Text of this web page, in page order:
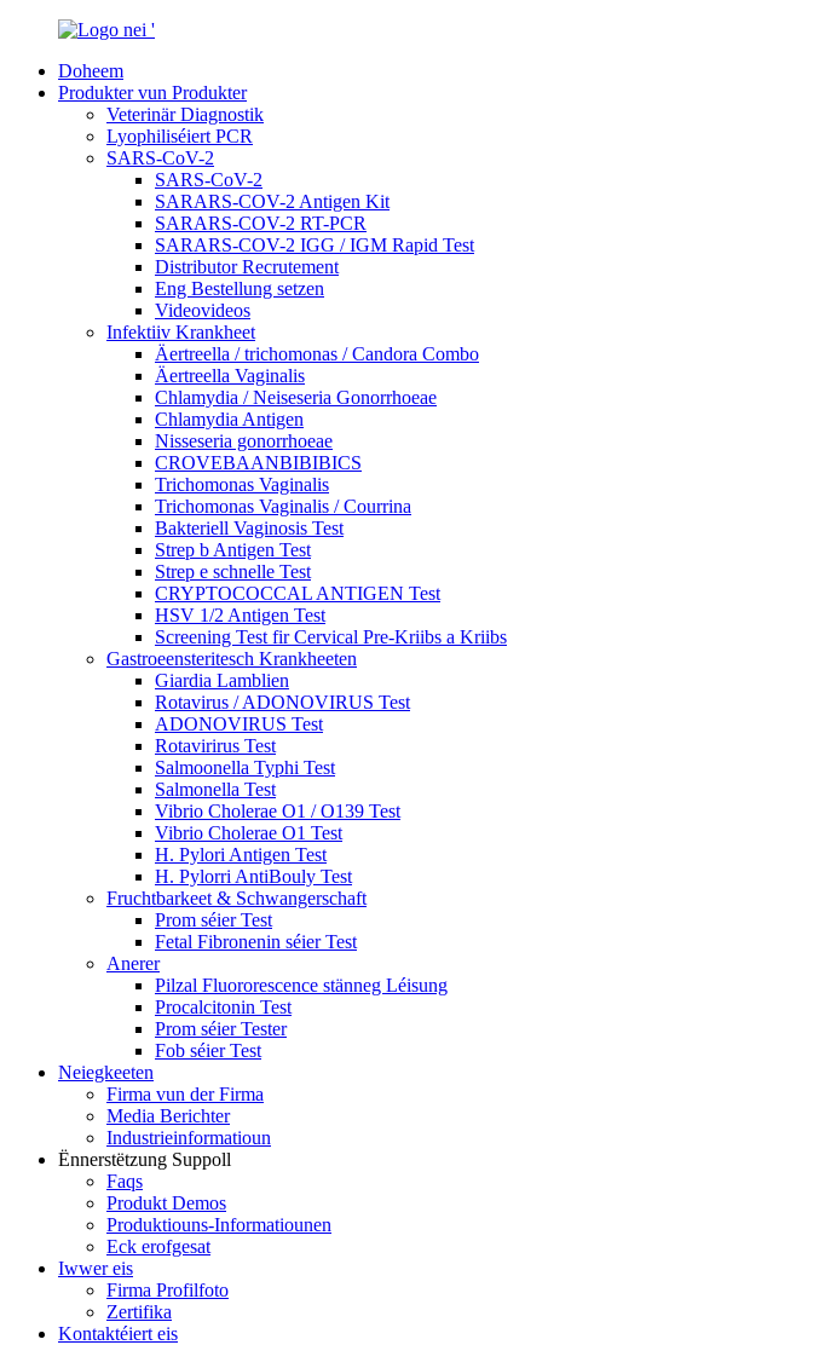
Doheem
Produkter vun Produkter
Veterinär Diagnostik
Lyophiliséiert PCR
SARS-CoV-2
SARS-CoV-2
SARARS-COV-2 Antigen Kit
SARARS-COV-2 RT-PCR
SARARS-COV-2 IGG / IGM Rapid Test
Distributor Recrutement
Eng Bestellung setzen
Videovideos
Infektiiv Krankheet
Äertreella / trichomonas / Candora Combo
Äertreella Vaginalis
Chlamydia / Neiseseria Gonorrhoeae
Chlamydia Antigen
Nisseseria gonorrhoeae
CROVEBAANBIBIBICS
Trichomonas Vaginalis
Trichomonas Vaginalis / Courrina
Bakteriell Vaginosis Test
Strep b Antigen Test
Strep e schnelle Test
CRYPTOCOCCAL ANTIGEN Test
HSV 1/2 Antigen Test
Screening Test fir Cervical Pre-Kriibs a Kriibs
Gastroeensteritesch Krankheeten
Giardia Lamblien
Rotavirus / ADONOVIRUS Test
ADONOVIRUS Test
Rotavirirus Test
Salmoonella Typhi Test
Salmonella Test
Vibrio Cholerae O1 / O139 Test
Vibrio Cholerae O1 Test
H. Pylori Antigen Test
H. Pylorri AntiBouly Test
Fruchtbarkeet & Schwangerschaft
Prom séier Test
Fetal Fibronenin séier Test
Anerer
Pilzal Fluororescence stänneg Léisung
Procalcitonin Test
Prom séier Tester
Fob séier Test
Neiegkeeten
Firma vun der Firma
Media Berichter
Industrieinformatioun
Ënnerstëtzung Suppoll
Faqs
Produkt Demos
Produktiouns-Informatiounen
Eck erofgesat
Iwwer eis
Firma Profilfoto
Zertifika
Kontaktéiert eis